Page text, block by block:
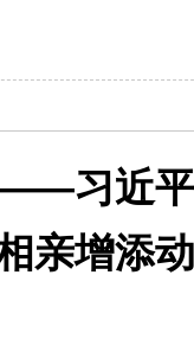
习近平
亲增添